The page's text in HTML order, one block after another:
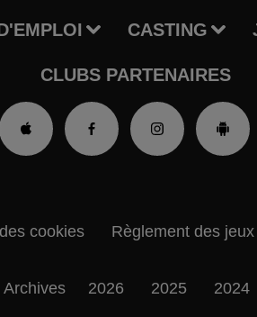
CASTING
CLUBS PARTENAIRES
cookies Règlement des jeux
Archives 2026 2025 2024